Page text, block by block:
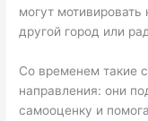
могут
другой город или
Со временем такие
направления: они
самооценку и